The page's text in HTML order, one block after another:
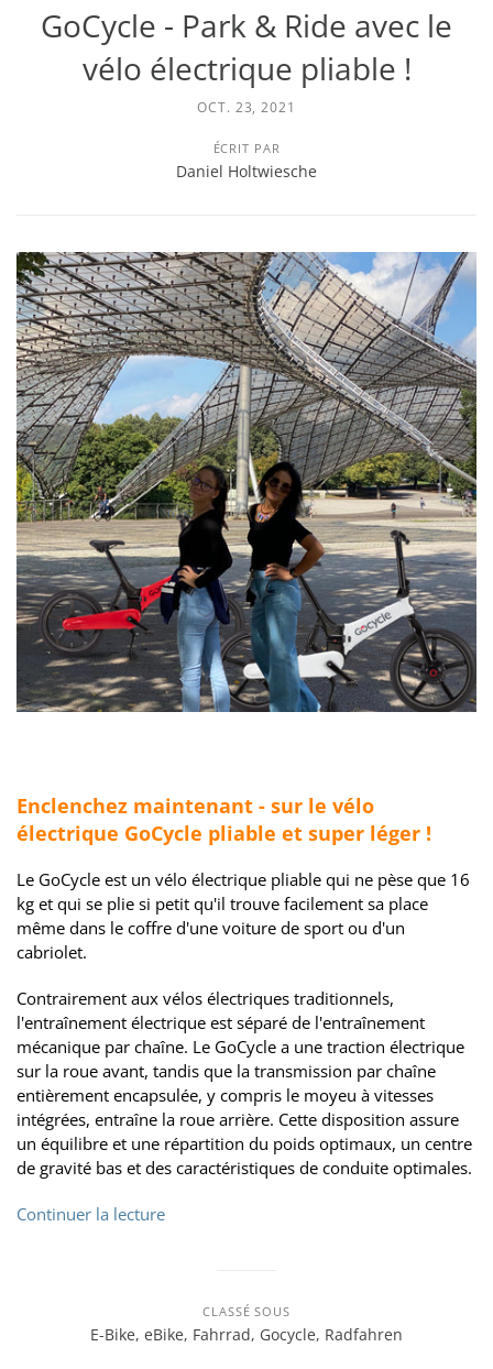
CLASSÉ SOUS
E-Bike, eBike, Fahrrad, Gocycle, Radfahren
GoCycle - Park & Ride avec le
vélo électrique pliable !
OCT. 23, 2021
ÉCRIT PAR
Daniel Holtwiesche
Enclenchez maintenant - sur le vélo
électrique GoCycle pliable et super léger !
Le GoCycle est un vélo électrique pliable qui ne pèse que 16
kg et qui se plie si petit qu'il trouve facilement sa place
même dans le coffre d'une voiture de sport ou d'un
cabriolet.
Contrairement aux vélos électriques traditionnels,
l'entraînement électrique est séparé de l'entraînement
mécanique par chaîne. Le GoCycle a une traction électrique
sur la roue avant, tandis que la transmission par chaîne
entièrement encapsulée, y compris le moyeu à vitesses
intégrées, entraîne la roue arrière. Cette disposition assure
un équilibre et une répartition du poids optimaux, un centre
de gravité bas et des caractéristiques de conduite optimales.
Continuer la lecture